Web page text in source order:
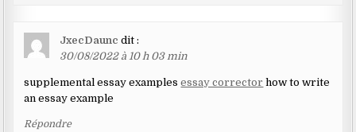
JxecDaunc dit :
30/08/2022 à 10 h 03 min
supplemental essay examplesessay corrector how to write
an essay example
Répondre